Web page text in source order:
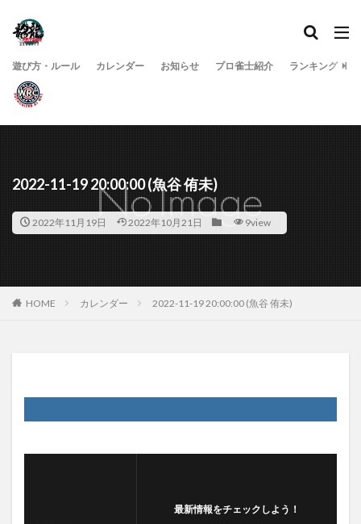
遊び方・ルール カレンダー お知らせ プロ雀士紹介 ランキング
2022-11-19 20:00:00 (魚谷 侑未)
2022年11月19日 2022年10月21日 9view
HOME カレンダー 2022-11-19 20:00:00 (魚谷 侑未)
最新情報をチェックしよう！